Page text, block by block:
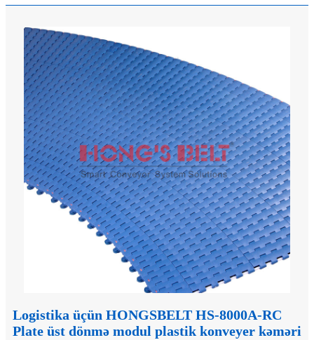
Logistika üçün HONGSBELT HS-8000A-RC
Plate üst dönmə modul plastik konveyer kəməri